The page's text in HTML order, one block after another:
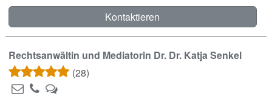
Kontaktieren
Rechtsanwältin und Mediatorin Dr. Dr. Katja Senkel
(28)